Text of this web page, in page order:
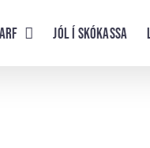
Jól í skókassa